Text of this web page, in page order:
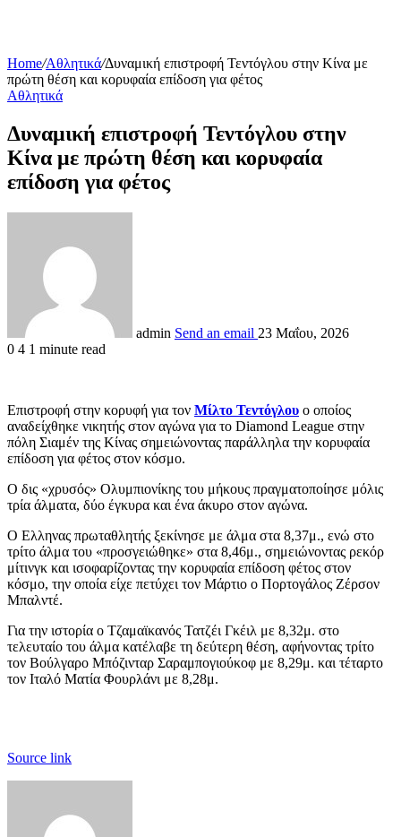
Home/Αθλητικά/Δυναμική επιστροφή Τεντόγλου στην Κίνα με
πρώτη θέση και κορυφαία επίδοση για φέτος
Αθλητικά
Δυναμική επιστροφή Τεντόγλου στην
Κίνα με πρώτη θέση και κορυφαία
επίδοση για φέτος
admin Send an email 23 Μαΐου, 2026
0 4 1 minute read
Επιστροφή στην κορυφή για τον Μίλτο Τεντόγλου ο οποίος
αναδείχθηκε νικητής στον αγώνα για το Diamond League στην
πόλη Σιαμέν της Κίνας σημειώνοντας παράλληλα την κορυφαία
επίδοση για φέτος στον κόσμο.
Ο δις «χρυσός» Ολυμπιονίκης του μήκους πραγματοποίησε μόλις
τρία άλματα, δύο έγκυρα και ένα άκυρο στον αγώνα.
Ο Ελληνας πρωταθλητής ξεκίνησε με άλμα στα 8,37μ., ενώ στο
τρίτο άλμα του «προσγειώθηκε» στα 8,46μ., σημειώνοντας ρεκόρ
μίτινγκ και ισοφαρίζοντας την κορυφαία επίδοση φέτος στον
κόσμο, την οποία είχε πετύχει τον Μάρτιο ο Πορτογάλος Ζέρσον
Μπαλντέ.
Για την ιστορία ο Τζαμαϊκανός Τατζέι Γκέιλ με 8,32μ. στο
τελευταίο του άλμα κατέλαβε τη δεύτερη θέση, αφήνοντας τρίτο
τον Βούλγαρο Μπόζινταρ Σαραμπογιούκοφ με 8,29μ. και τέταρτο
τον Ιταλό Ματία Φουρλάνι με 8,28μ.
Source link